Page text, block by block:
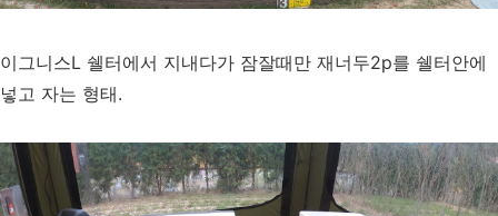
이그니스L 쉘터에서 지내다가 잠잘때만 재너두2p를 쉘터안에
넣고 자는 형태.